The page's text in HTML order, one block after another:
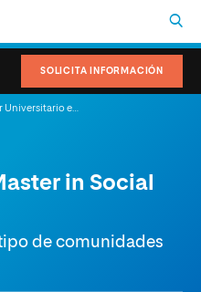
SOLICITA INFORMACIÓN
in Social
de comunidades